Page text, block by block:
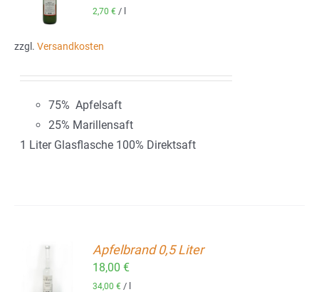
2,70€ /
zzgl. Versandkosten
75% Apfelsaft
25% Marillensaft
1 Liter Glasflasche 100% Direktsaft
Apfelbrand 0,5 Liter
18,00€
34,00€ /